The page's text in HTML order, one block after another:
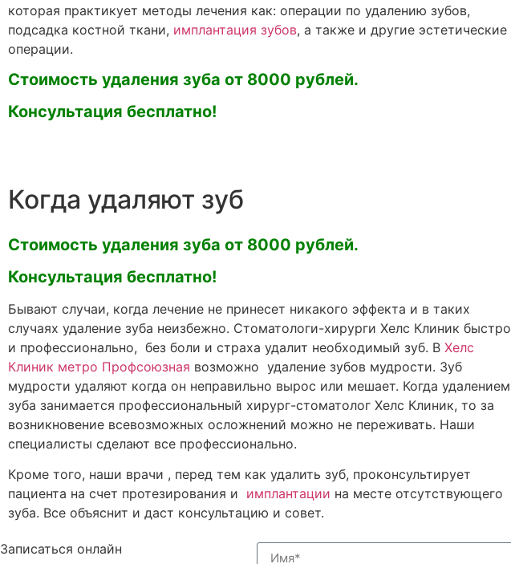
которая практикует методы лечения как: операции по удалению зубов,
подсадка костной ткани, имплантация зубов, а также и другие эстетические
операции.
Стоимость удаления зуба от 8000 рублей.
Консультация бесплатно!
Когда удаляют зуб
Стоимость удаления зуба от 8000 рублей.
Консультация бесплатно!
Бывают случаи, когда лечение не принесет никакого эффекта и в таких
случаях удаление зуба неизбежно. Стоматологи-хирурги Хелс Клиник быстро
и профессионально, без боли и страха удалит необходимый зуб. В Хелс
Клиник метро Профсоюзная возможно удаление зубов мудрости. Зуб
мудрости удаляют когда он неправильно вырос или мешает. Когда удалением
зуба занимается профессиональный хирург-стоматолог Хелс Клиник, то за
возникновение всевозможных осложнений можно не переживать. Наши
специалисты сделают все профессионально.
Кроме того, наши врачи , перед тем как удалить зуб, проконсультирует
пациента на счет протезирования и имплантации на месте отсутствующего
зуба. Все объяснит и даст консультацию и совет.
Записаться онлайн